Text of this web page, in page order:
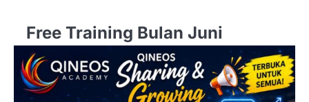
Free Training Bulan Juni